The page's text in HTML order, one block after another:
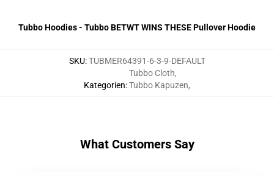
Tubbo Hoodies - Tubbo BETWT WINS THESE Pullover Hoodie
SKU:TUBMER64391-6-3-9-DEFAULT
Kategorien:
Tubbo Cloth,
Tubbo Kapuzen,
What Customers Say